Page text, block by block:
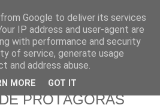
EL PUNTO DE VISTA BATRACIO
PROTÁGORAS
Google to deliver its services
IP address and user-agent are
with performance and security
of service, generate usage
and address abuse.
MORE GOT IT